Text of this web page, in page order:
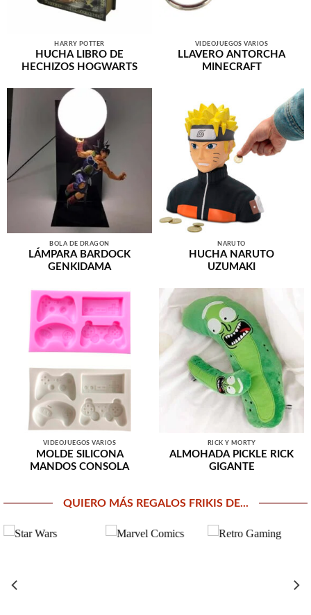
HARRY POTTER
HUCHA LIBRO DE
HECHIZOS HOGWARTS
VIDEOJUEGOS VARIOS
LLAVERO ANTORCHA
MINECRAFT
BOLA DE DRAGÓN
LÁMPARA BARDOCK
GENKIDAMA
NARUTO
HUCHA NARUTO
UZUMAKI
VIDEOJUEGOS VARIOS
MOLDE SILICONA
MANDOS CONSOLA
RICK Y MORTY
ALMOHADA PICKLE RICK
GIGANTE
QUIERO MÁS REGALOS FRIKIS DE...